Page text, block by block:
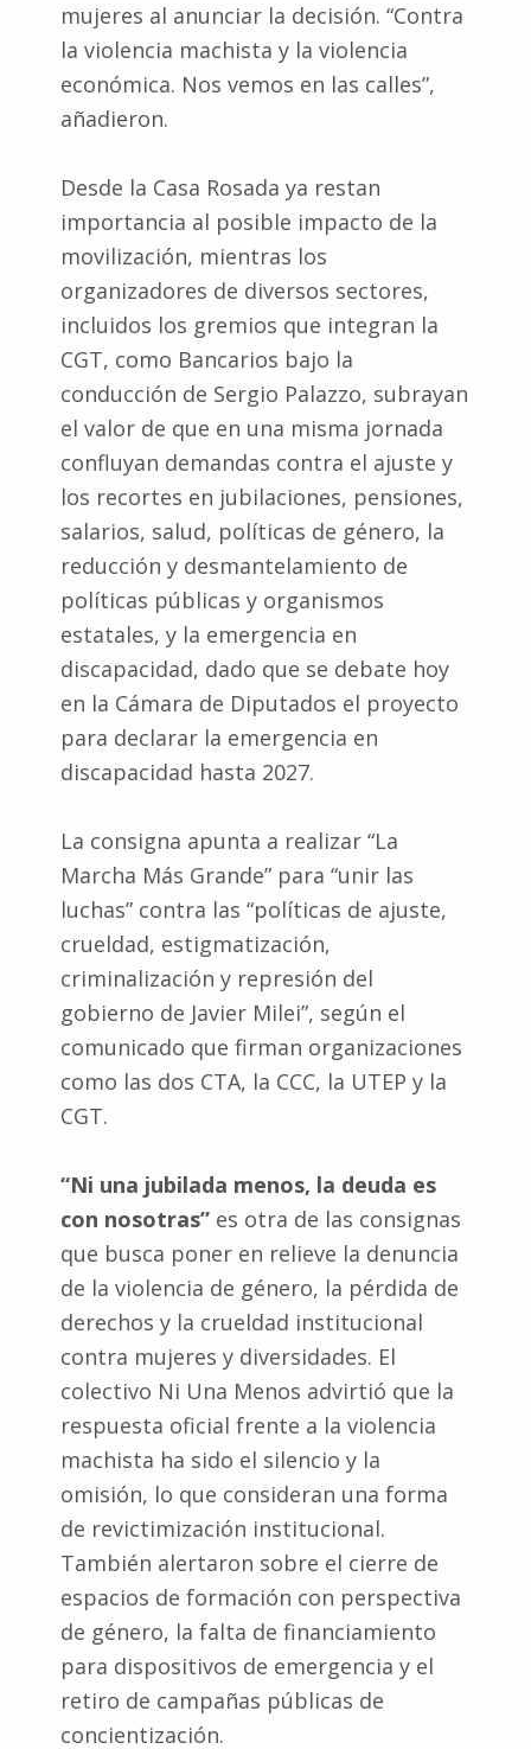
mujeres al anunciar la decisión. “Contra
la violencia machista y la violencia
económica. Nos vemos en las calles”,
añadieron.
Desde la Casa Rosada ya restan
importancia al posible impacto de la
movilización, mientras los
organizadores de diversos sectores,
incluidos los gremios que integran la
CGT, como Bancarios bajo la
conducción de Sergio Palazzo, subrayan
el valor de que en una misma jornada
confluyan demandas contra el ajuste y
los recortes en jubilaciones, pensiones,
salarios, salud, políticas de género, la
reducción y desmantelamiento de
políticas públicas y organismos
estatales, y la emergencia en
discapacidad, dado que se debate hoy
en la Cámara de Diputados el proyecto
para declarar la emergencia en
discapacidad hasta 2027.
La consigna apunta a realizar “La
Marcha Más Grande” para “unir las
luchas” contra las “políticas de ajuste,
crueldad, estigmatización,
criminalización y represión del
gobierno de Javier Milei”, según el
comunicado que firman organizaciones
como las dos CTA, la CCC, la UTEP y la
CGT.
“Ni una jubilada menos, la deuda es
con nosotras” es otra de las consignas
que busca poner en relieve la denuncia
de la violencia de género, la pérdida de
derechos y la crueldad institucional
contra mujeres y diversidades. El
colectivo Ni Una Menos advirtió que la
respuesta oficial frente a la violencia
machista ha sido el silencio y la
omisión, lo que consideran una forma
de revictimización institucional.
También alertaron sobre el cierre de
espacios de formación con perspectiva
de género, la falta de financiamiento
para dispositivos de emergencia y el
retiro de campañas públicas de
concientización.